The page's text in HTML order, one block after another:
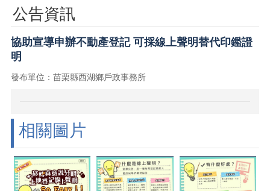
公告資訊
協助宣導申辦不動產登記 可採線上聲明替代印鑑證
明
發布單位：苗栗縣西湖鄉戶政事務所
相關圖片